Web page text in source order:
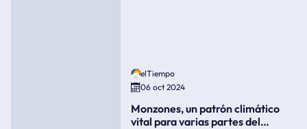
elTiempo
06 oct 2024
Monzones, un patrón climático
vital para varias partes del